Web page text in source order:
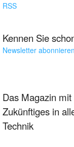
RSS
Kennen Sie
Newsletter abonnieren
Das Magazin
Zukünftiges in
Technik